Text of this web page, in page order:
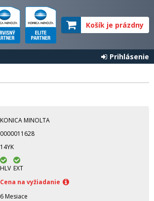
Košík je prázdny
Prihlásenie
KONICA MINOLTA
0000011628
14YK
HLV EXT
Cena na vyžiadanie
6 Mesiace